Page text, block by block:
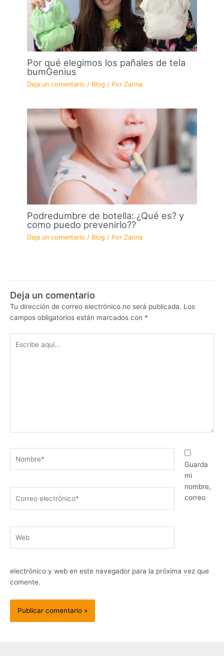
Por qué elegimos los pañales de tela
bumGenius
Deja un comentario / Blog / PorZarina
Podredumbre de botella: ¿Qué es? y
como puedo prevenirlo??
Deja un comentario / Blog / PorZarina
Deja un comentario
Tu dirección de correo electrónico no será publicada. Los
campos obligatorios están marcados con *
aquí...
electrónico*
Guarda
mi
nombre,
correo
electrónico y web en este navegador para la próxima vez que
comente.